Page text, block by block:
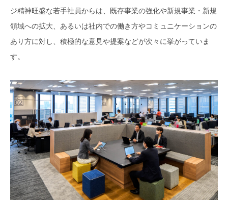
ジ精神旺盛な若手社員からは、既存事業の強化や新規事業・新規
領域への拡大、あるいは社内での働き方やコミュニケーションの
あり方に対し、積極的な意見や提案などが次々に挙がっていま
す。